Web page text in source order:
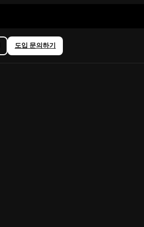
도입 문의하기